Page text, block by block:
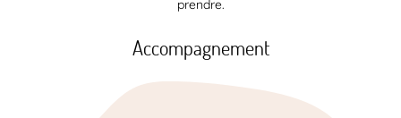
prendre.
Accompagnement